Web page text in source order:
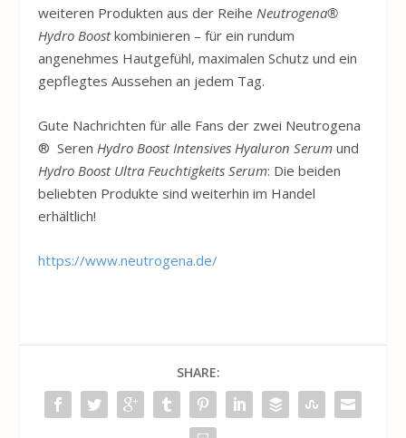
weiteren Produkten aus der Reihe Neutrogena®
Hydro Boostkombinieren – für ein rundum
angenehmes Hautgefühl, maximalen Schutz und ein
gepflegtes Aussehen an jedem Tag.
Gute Nachrichten für alle Fans der zwei Neutrogena
® Seren Hydro Boost Intensives Hyaluron Serum und
Hydro Boost Ultra Feuchtigkeits Serum: Die beiden
beliebten Produkte sind weiterhin im Handel
erhältlich!
https://www.neutrogena.de/
SHARE: